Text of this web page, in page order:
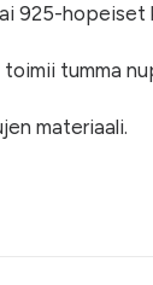
925-hopeiset
tumma
materiaali.